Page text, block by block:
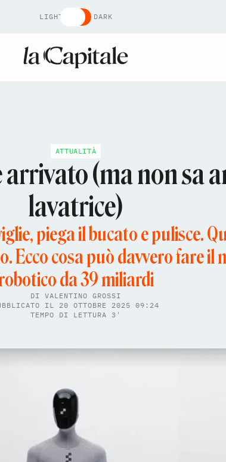
LIGHT DARK
ATTUALITÀ
(ma non sa
lavatrice)
piega il bucato e pulisce.
Ecco cosa può davvero fare il
da 39 miliardi
DI VALENTINO GROSSI
IL 20 OTTOBRE 2025 09:24
TEMPO DI LETTURA 3'